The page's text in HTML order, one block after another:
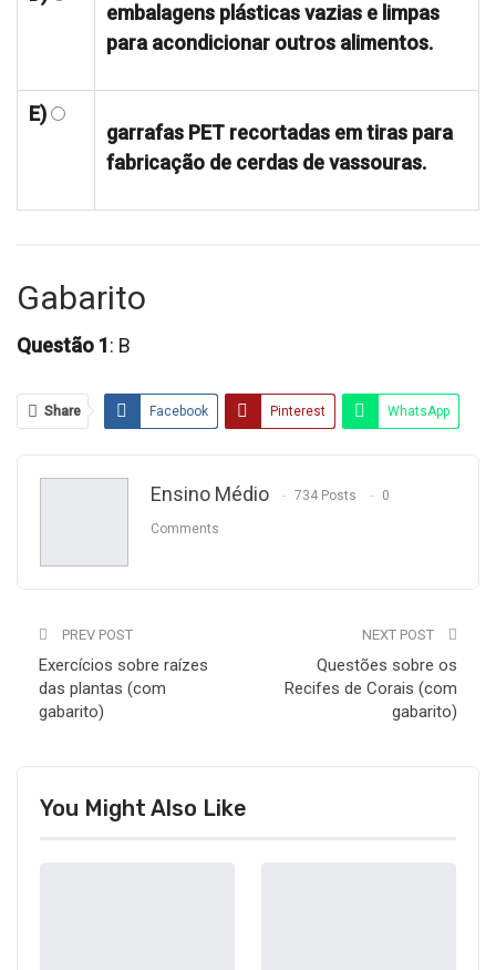
embalagens plásticas vazias e limpas
para acondicionar outros alimentos.
E)
garrafas PET recortadas em tiras para
fabricação de cerdas de vassouras.
Gabarito
Questão 1: B
Share Facebook Pinterest WhatsApp
Ensino Médio 734 Posts 0
Comments
PREV POST
Exercícios sobre raízes
das plantas (com
gabarito)
NEXT POST
Questões sobre os
Recifes de Corais (com
gabarito)
You Might Also Like